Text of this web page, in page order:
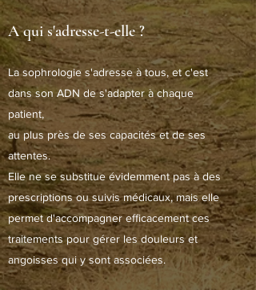
A qui s'adresse-t-elle ?
La sophrologie s'adresse à tous, et c'est
dans son ADN de s'adapter à chaque
patient,
au plus près de ses capacités et de ses
attentes.
Elle ne se substitue évidemment pas à des
prescriptions ou suivis médicaux, mais elle
permet d'accompagner efficacement ces
traitements pour gérer les douleurs et
angoisses qui y sont associées.